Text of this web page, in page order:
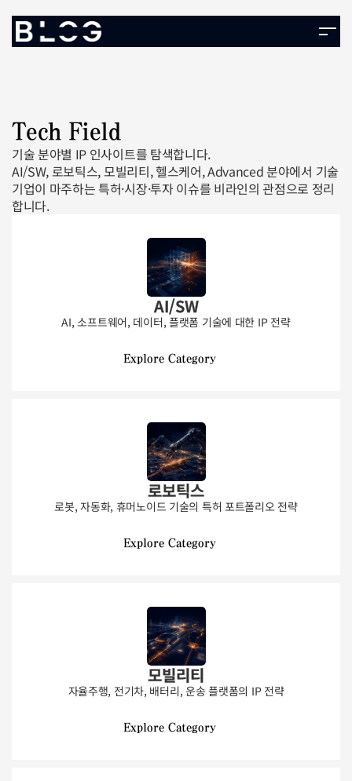
Tech Field
기술 분야별 IP 인사이트를 탐색합니다.
AI/SW, 로보틱스, 모빌리티, 헬스케어, Advanced 분야에서 기술
기업이 마주하는 특허·시장·투자 이슈를 비라인의 관점으로 정리
합니다.
AI/SW
AI, 소프트웨어, 데이터, 플랫폼 기술에 대한 IP 전략
Explore Category
로보틱스
로봇, 자동화, 휴머노이드 기술의 특허 포트폴리오 전략
Explore Category
모빌리티
자율주행, 전기차, 배터리, 운송 플랫폼의 IP 전략
Explore Category